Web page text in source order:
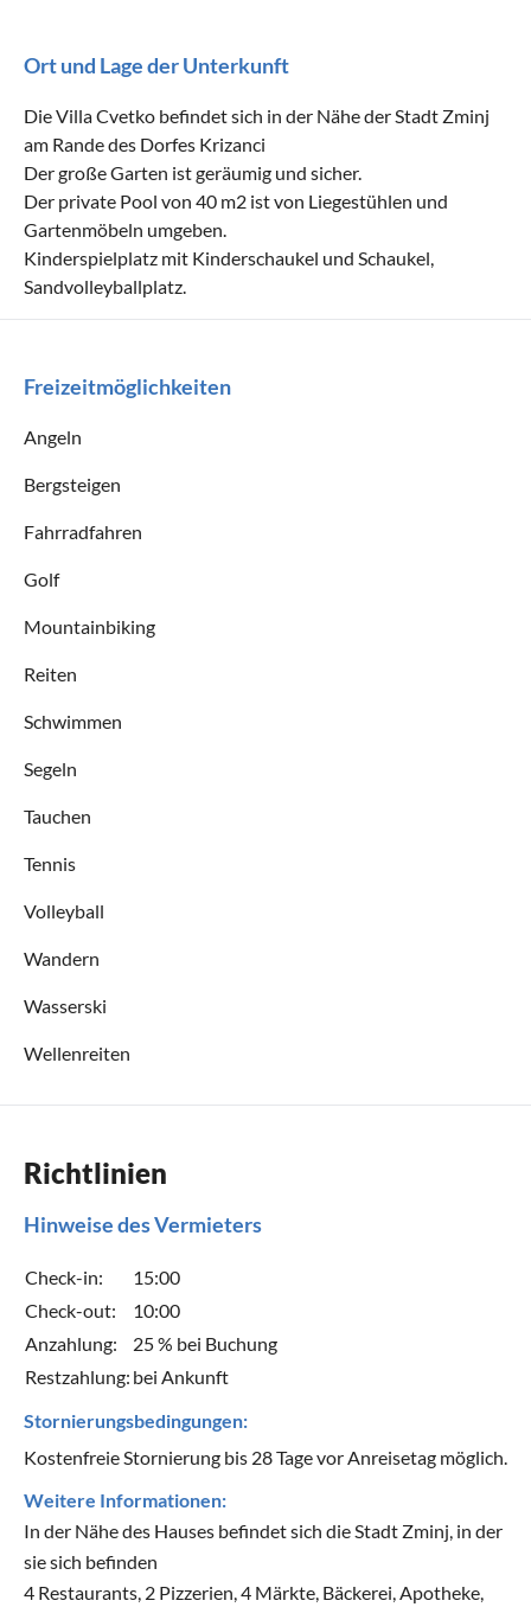
Ort und Lage der Unterkunft
Die Villa Cvetko befindet sich in der Nähe der Stadt Zminj
am Rande des Dorfes Krizanci
Der große Garten ist geräumig und sicher.
Der private Pool von 40 m2 ist von Liegestühlen und
Gartenmöbeln umgeben.
Kinderspielplatz mit Kinderschaukel und Schaukel,
Sandvolleyballplatz.
Freizeitmöglichkeiten
Angeln
Bergsteigen
Fahrradfahren
Golf
Mountainbiking
Reiten
Schwimmen
Segeln
Tauchen
Tennis
Volleyball
Wandern
Wasserski
Wellenreiten
Richtlinien
Hinweise des Vermieters
Check-in:
15:00
Check-out:
10:00
Anzahlung:
25 % bei Buchung
Restzahlung: bei Ankunft
Stornierungsbedingungen:
Kostenfreie Stornierung bis 28 Tage vor Anreisetag möglich.
Weitere Informationen:
In der Nähe des Hauses befindet sich die Stadt Zminj, in der
sie sich befinden
4 Restaurants, 2 Pizzerien, 4 Märkte, Bäckerei, Apotheke,